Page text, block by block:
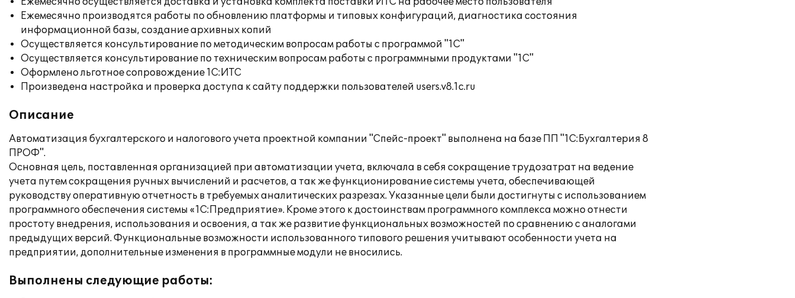
Ежемесячно производятся работы по обновлению платформы и типовых конфигураций, диагностика состояния
информационной базы, создание архивных копий
Осуществляется консультирование по методическим вопросам работы с программой "1С"
Осуществляется консультирование по техническим вопросам работы с программными продуктами "1С"
Оформлено льготное сопровождение 1С:ИТС
Произведена настройка и проверка доступа к сайту поддержки пользователей users.v8.1c.ru
Описание
Автоматизация бухгалтерского и налогового учета проектной компании "Спейс-проект" выполнена на базе ПП "1С:Бухгалтерия 8
ПРОФ".
Основная цель, поставленная организацией при автоматизации учета, включала в себя сокращение трудозатрат на ведение
учета путем сокращения ручных вычислений и расчетов, а так же функционирование системы учета, обеспечивающей
руководству оперативную отчетность в требуемых аналитических разрезах. Указанные цели были достигнуты с использованием
программного обеспечения системы «1С:Предприятие». Кроме этого к достоинствам программного комплекса можно отнести
простоту внедрения, использования и освоения, а так же развитие функциональных возможностей по сравнению с аналогами
предыдущих версий. Функциональные возможности использованного типового решения учитывают особенности учета на
предприятии, дополнительные изменения в программные модули не вносились.
Выполнены следующие работы: